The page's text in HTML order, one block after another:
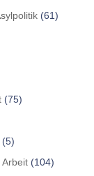
(61)
(75)
(5)
Arbeit(104)